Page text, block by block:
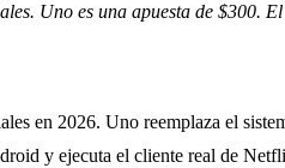
Uno es una apuesta de $300. El
en 2026. Uno reemplaza el
y ejecuta el cliente real de